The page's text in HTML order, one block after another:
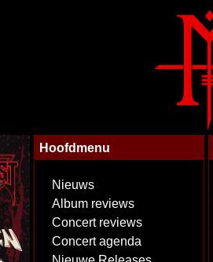
Hoofdmenu
Nieuws
Album reviews
Concert reviews
Concert agenda